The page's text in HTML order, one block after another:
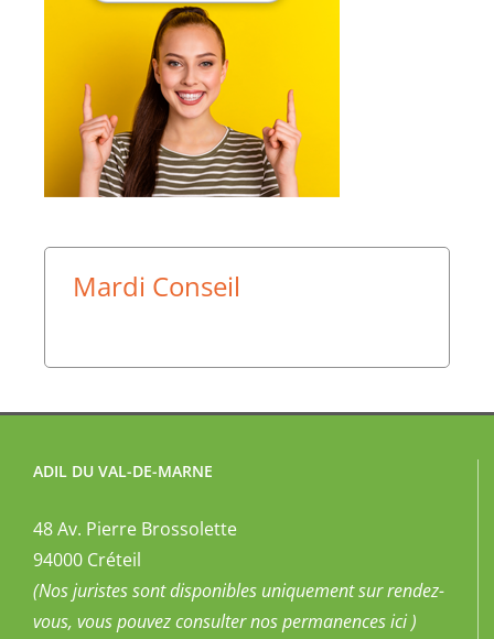
Mardi Conseil
ADIL DU VAL-DE-MARNE
48 Av. Pierre Brossolette
(Nos juristes sont disponibles uniquement sur rendez-